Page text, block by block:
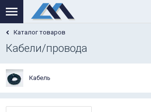
Каталог товаров
Кабели/провода
Кабель